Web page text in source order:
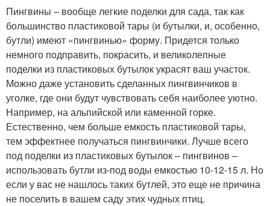
Пингвины – вообще легкие поделки для сада, так как
большинство пластиковой тары (и бутылки, и, особенно,
бутли) имеют «пингвинью» форму. Придется только
немного подправить, покрасить, и великолепные
поделки из пластиковых бутылок украсят ваш участок.
Можно даже установить сделанных пингвинчиков в
уголке, где они будут чувствовать себя наиболее уютно.
Например, на альпийской или каменной горке.
Естественно, чем больше емкость пластиковой тары,
тем эффектнее получаться пингвинчики. Лучше всего
под поделки из пластиковых бутылок – пингвинов –
использовать бутли из-под воды емкостью 10-12-15 л. Но
если у вас не нашлось таких бутлей, это еще не причина
не поселить в вашем саду этих чудных птиц.